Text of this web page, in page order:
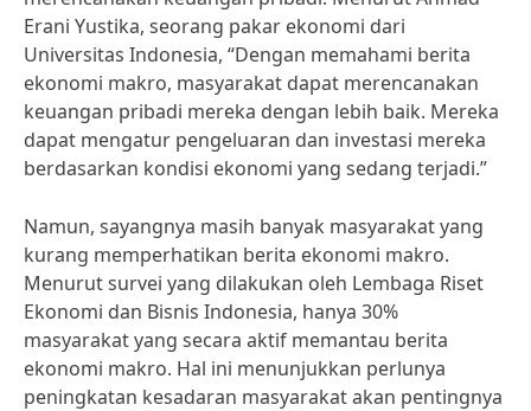
Erani Yustika, seorang pakar ekonomi dari
Universitas Indonesia, “Dengan memahami berita
ekonomi makro, masyarakat dapat merencanakan
keuangan pribadi mereka dengan lebih baik. Mereka
dapat mengatur pengeluaran dan investasi mereka
berdasarkan kondisi ekonomi yang sedang terjadi.”
Namun, sayangnya masih banyak masyarakat yang
kurang memperhatikan berita ekonomi makro.
Menurut survei yang dilakukan oleh Lembaga Riset
Ekonomi dan Bisnis Indonesia, hanya 30%
masyarakat yang secara aktif memantau berita
ekonomi makro. Hal ini menunjukkan perlunya
peningkatan kesadaran masyarakat akan pentingnya